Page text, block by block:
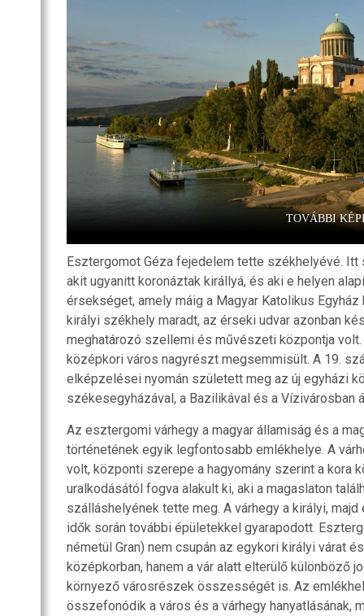
TOVÁBBI
Esztergomot Géza fejedelem tette székhelyévé. Itt
akit ugyanitt koronáztak királlyá, és aki e helyen
érsekséget, amely máig a Magyar Katolikus Egyház
királyi székhely maradt, az érseki udvar azonban
meghatározó szellemi és művészeti központja volt.
középkori város nagyrészt megsemmisült. A 19.
elképzelései nyomán született meg az új egyházi
székesegyházával, a Bazilikával és a Vízivárosban
Az esztergomi várhegy a magyar államiság és a
történetének egyik legfontosabb emlékhelye. A
volt, központi szerepe a hagyomány szerint a kora
uralkodásától fogva alakult ki, aki a magaslaton
szálláshelyének tette meg. A várhegy a királyi,
idők során további épületekkel gyarapodott.
németül Gran) nem csupán az egykori királyi várat
középkorban, hanem a vár alatt elterülő különböző
környező városrészek összességét is. Az
összefonódik a város és a várhegy hanyatlásának,